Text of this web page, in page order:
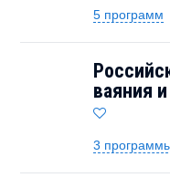
5 программ
ваяния
3